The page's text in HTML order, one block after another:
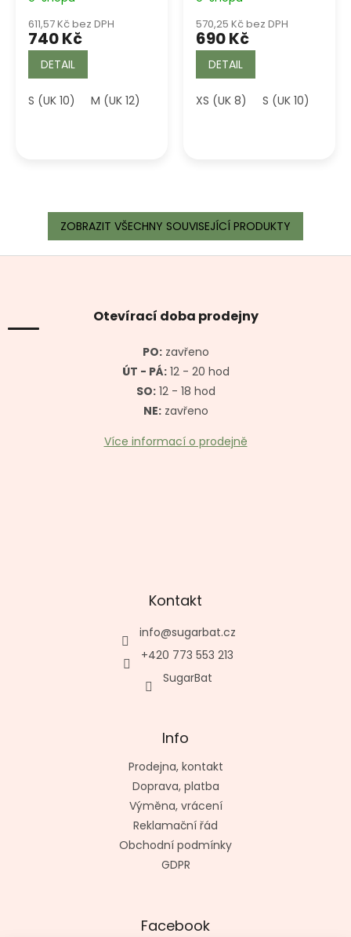
611,57 Kč bez DPH
740 Kč
DETAIL
S (UK 10) M (UK 12) L (UK 14) XL (UK 16) 2XL (UK 18)
570,25 Kč bez DPH
690 Kč
DETAIL
XS (UK 8) S (UK 10)
ZOBRAZIT VŠECHNY SOUVISEJÍCÍ PRODUKTY
Z
Otevírací doba prodejny
PO:zavřeno
ÚT - PÁ:12 - 20 hod
SO:12 - 18 hod
NE:zavřeno
Více informací o prodejně
Kontakt
info@sugarbat.cz
+420 773 553 213
SugarBat
Info
Prodejna, kontakt
Doprava, platba
Výměna, vrácení
Reklamační řád
Obchodní podmínky
GDPR
Facebook